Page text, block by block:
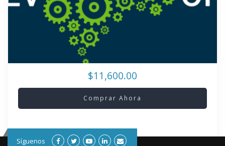
$11,600.00
Comprar Ahora
Síguenos